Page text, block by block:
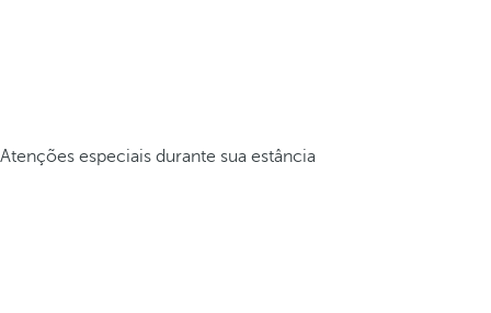
Atenções especiais durante sua estância